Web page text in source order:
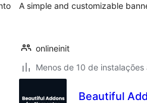
A simple and customizable
onlineinit
Menos de 10 de instalações
Beautiful